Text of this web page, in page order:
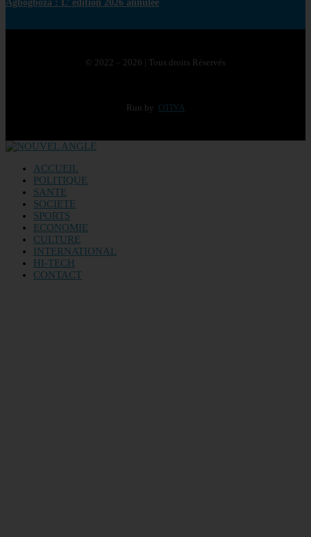
Agbogboza : L’ édition 2026 annulée
© 2022 – 2026 | Tous droits Réservés
Run by OTIYA
ACCUEIL
POLITIQUE
SANTE
SOCIETE
SPORTS
ECONOMIE
CULTURE
INTERNATIONAL
HI-TECH
CONTACT